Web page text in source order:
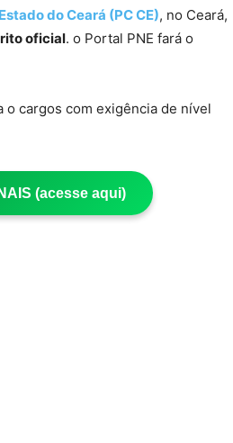
do Ceará (PC CE), no Ceará,
oficial. o Portal PNE fará o
o cargos com exigência de nível
(acesse aqui)